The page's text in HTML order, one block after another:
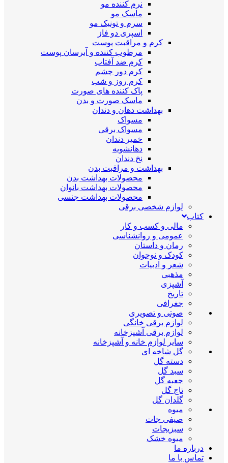
نرم کننده مو
ماسک مو
سرم و تونیک مو
اسپری دو فاز
کرم و مراقبت پوست
مرطوب کننده و آبرسان پوست
کرم ضد آفتاب
کرم دور چشم
کرم روز و شب
پاک کننده های صورت
ماسک صورت و بدن
بهداشت دهان و دندان
مسواک
مسواک برقی
خمیر دندان
دهانشویه
نخ دندان
بهداشت و مراقبت بدن
محصولات بهداشت بدن
محصولات بهداشت بانوان
محصولات بهداشت جنسی
لوازم شخصی برقی
کتاب
مالی و کسب و کار
عمومی و روانشناسی
رمان و داستان
کودک و نوجوان
شعر و ادبیات
مذهبی
آشپزی
تاریخ
جغرافی
صوتی و تصویری
لوازم برقی خانگی
لوازم برقی آشپزخانه
سایر لوازم خانه و آشپزخانه
گل شاخه ای
دسته گل
سبد گل
جعبه گل
تاج گل
گلدان گل
میوه
صیفی جات
سبزیجات
میوه خشک
درباره ما
تماس با ما